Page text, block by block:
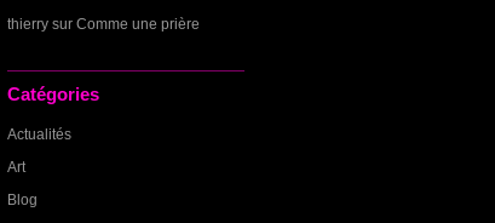
thierry sur Comme une prière
Catégories
Actualités
Art
Blog